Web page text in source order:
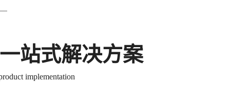
站式解决方案
implementation